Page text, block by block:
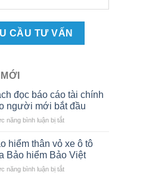
đọc báo cáo tài chính
người mới bắt đầu
năng bình luận bị tắtở
báo
cáo
tài
hiểm thân vỏ xe ô tô
Bảo hiểm Bảo Việt
năng bình luận bị tắtở